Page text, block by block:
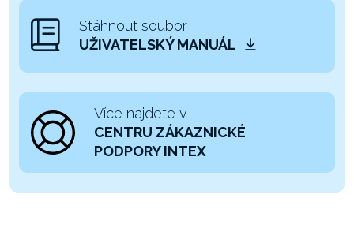
Stáhnout soubor
UŽIVATELSKÝ MANUÁL
Více najdete v
CENTRU ZÁKAZNICKÉ
PODPORY INTEX